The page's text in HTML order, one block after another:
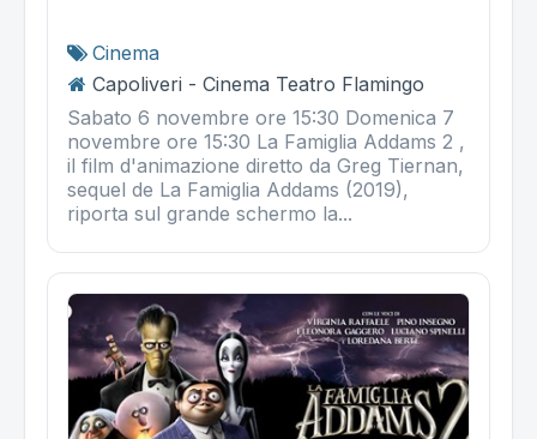
Cinema
Capoliveri - Cinema Teatro Flamingo
Sabato 6 novembre ore 15:30 Domenica 7
novembre ore 15:30 La Famiglia Addams 2 ,
il film d'animazione diretto da Greg Tiernan,
sequel de La Famiglia Addams (2019),
riporta sul grande schermo la...